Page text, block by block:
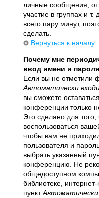
личные сообщения,
участие в группах и т.
всего пару минут,
сделать.
Вернуться к началу
Почему мне
ввод имени и
Если вы не отметили
Автоматически
вы сможете
конференции только
Это сделано для того,
воспользоваться
чтобы вам не
пользователя и
выбрать указанный
конференцию. Не
общедоступном
библиотеке,
пункт